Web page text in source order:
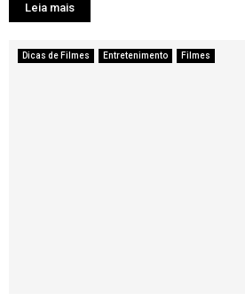
Leia mais
Dicas de Filmes Entretenimento Filmes